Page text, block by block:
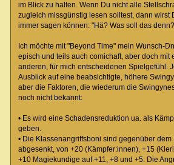
im Blick zu halten. Wenn Du nicht alle
zugleich missgünstig lesen solltest, dann wirst
immer sagen können: "Hä? Was soll das
Ich möchte mit "Beyond Time" mein Wunsch-
episch und teils auch comichaft, aber doch mit
anderen, für mich entscheidenen Spielgefühl.
Ausblick auf eine beabsichtigte, höhere
aber die Faktoren, die wiederum die
noch nicht bekannt:
• Es wird eine Schadensreduktion ua. als
geben.
• Die Klassenangriffsboni sind gegenüber dem
abgesenkt, von +20 (Kämpfer:innen), +15
+10 Magiekundige auf +11, +8 und +5. Die